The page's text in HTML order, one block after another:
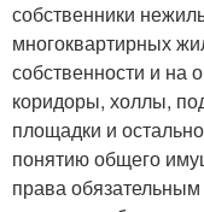
собственники
многоквартирных
собственности и на
коридоры, холлы,
площадки и
понятию общего
права